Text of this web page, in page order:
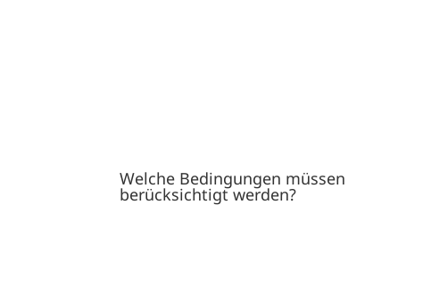
Welche Bedingungen müssen
berücksichtigt werden?